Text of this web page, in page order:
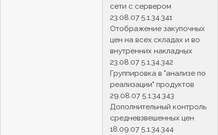
сети с сервером
23.08.07 5.1.34.341
Отображение закупочных
цен на всех складах и во
внутренних накладных
23.08.07 5.1.34.342
Группировка в "анализе по
реализации" продуктов
29.08.07 5.1.34.343
Дополнительный контроль
средневзвешенных цен
18.09.07 5.1.34.344